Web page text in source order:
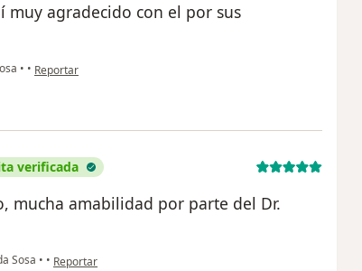
muy agradecido con el por sus
• • en opinión del usuario Jesus Alberto Carranza Batriz
Reportar
verificada
mucha amabilidad por parte del Dr.
Sosa • • en opinión del usuario Rosallnda Velez Cárdenas
Reportar